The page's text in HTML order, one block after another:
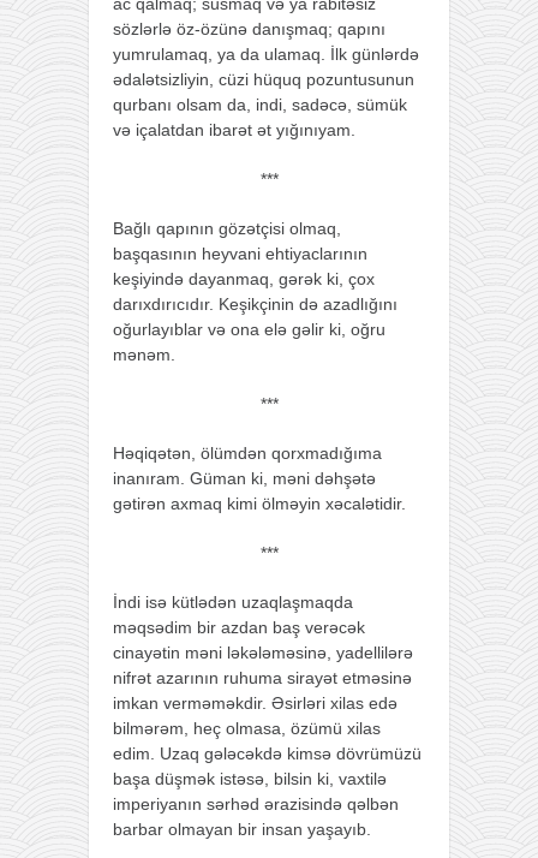
sözlərlə öz-özünə danışmaq; qapını
yumrulamaq, ya da ulamaq. İlk günlərdə
ədalətsizliyin, cüzi hüquq pozuntusunun
qurbanı olsam da, indi, sadəcə, sümük
və içalatdan ibarət ət yığınıyam.
***
Bağlı qapının gözətçisi olmaq,
başqasının heyvani ehtiyaclarının
keşiyində dayanmaq, gərək ki, çox
darıxdırıcıdır. Keşikçinin də azadlığını
oğurlayıblar və ona elə gəlir ki, oğru
mənəm.
***
Həqiqətən, ölümdən qorxmadığıma
inanıram. Güman ki, məni dəhşətə
gətirən axmaq kimi ölməyin xəcalətidir.
***
İndi isə kütlədən uzaqlaşmaqda
məqsədim bir azdan baş verəcək
cinayətin məni ləkələməsinə, yadellilərə
nifrət azarının ruhuma sirayət etməsinə
imkan verməməkdir. Əsirləri xilas edə
bilmərəm, heç olmasa, özümü xilas
edim. Uzaq gələcəkdə kimsə dövrümüzü
başa düşmək istəsə, bilsin ki, vaxtilə
imperiyanın sərhəd ərazisində qəlbən
barbar olmayan bir insan yaşayıb.